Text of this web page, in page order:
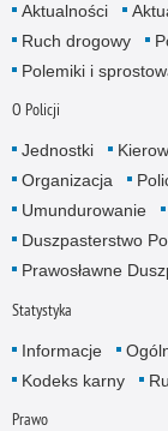
Aktualności
Ruch drogowy
Polemiki i
O Policji
Jednostki
Organizacja
Umundurowanie
Duszpasterstwo
Prawosławne
Statystyka
Informacje
Kodeks karny
Prawo